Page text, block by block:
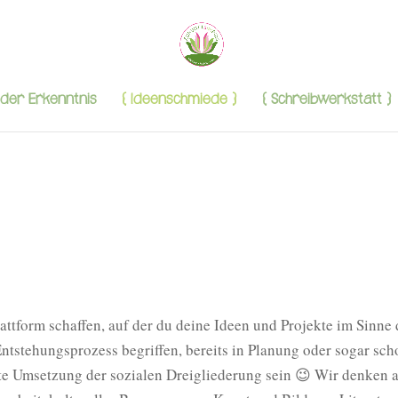
Erkenntnis { Ideenschmiede } { Schreibwerkstatt }
schaffen, auf der du deine Ideen und Projekte im
begriffen, bereits in Planung oder sogar
Umsetzung der sozialen Dreigliederung sein 😉 Wir denken